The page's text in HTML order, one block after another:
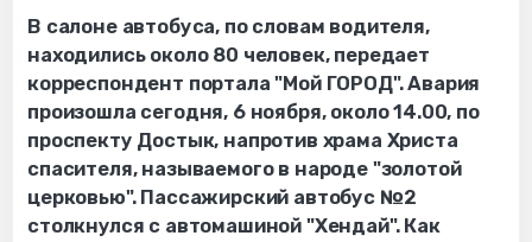
В салоне автобуса, по словам водителя,
находились около 80 человек, передает
корреспондент портала "Мой ГОРОД". Авария
произошла сегодня, 6 ноября, около 14.00, по
проспекту Достык, напротив храма Христа
спасителя, называемого в народе "золотой
церковью". Пассажирский автобус №2
столкнулся с автомашиной "Хендай". Как